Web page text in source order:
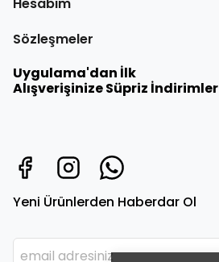
Sözleşmeler
Uygulama'dan İlk
Alışverişinize Süpriz İndirimler
Yeni Ürünlerden Haberdar Ol